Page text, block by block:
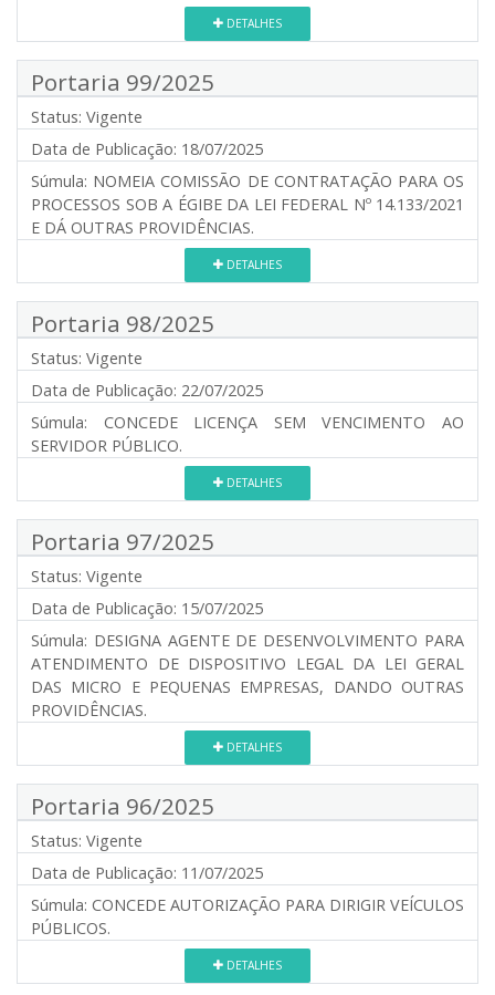
DETALHES
Portaria 99/2025
Status: Vigente
Data de Publicação: 18/07/2025
Súmula: NOMEIA COMISSÃO DE CONTRATAÇÃO PARA OS
PROCESSOS SOB A ÉGIBE DA LEI FEDERAL Nº 14.133/2021
E DÁ OUTRAS PROVIDÊNCIAS.
DETALHES
Portaria 98/2025
Status: Vigente
Data de Publicação: 22/07/2025
Súmula: CONCEDE LICENÇA SEM VENCIMENTO AO
SERVIDOR PÚBLICO.
DETALHES
Portaria 97/2025
Status: Vigente
Data de Publicação: 15/07/2025
Súmula: DESIGNA AGENTE DE DESENVOLVIMENTO PARA
ATENDIMENTO DE DISPOSITIVO LEGAL DA LEI GERAL
DAS MICRO E PEQUENAS EMPRESAS, DANDO OUTRAS
PROVIDÊNCIAS.
DETALHES
Portaria 96/2025
Status: Vigente
Data de Publicação: 11/07/2025
Súmula: CONCEDE AUTORIZAÇÃO PARA DIRIGIR VEÍCULOS
PÚBLICOS.
DETALHES